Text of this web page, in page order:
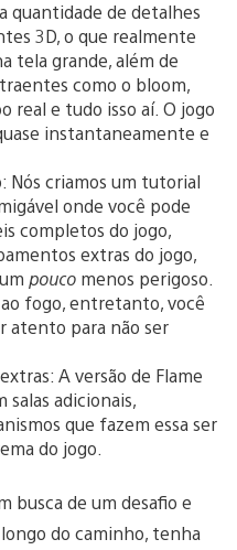
quantidade de detalhes
3D, o que realmente
tela grande, além de
como o bloom,
real e tudo isso aí. O jogo
instantaneamente e
Nós criamos um tutorial
onde você pode
completos do jogo,
extras do jogo,
pouco menos perigoso.
fogo, entretanto, você
atento para não ser
A versão de Flame
salas adicionais,
que fazem essa ser
do jogo.
busca de um desafio e
do caminho, tenha